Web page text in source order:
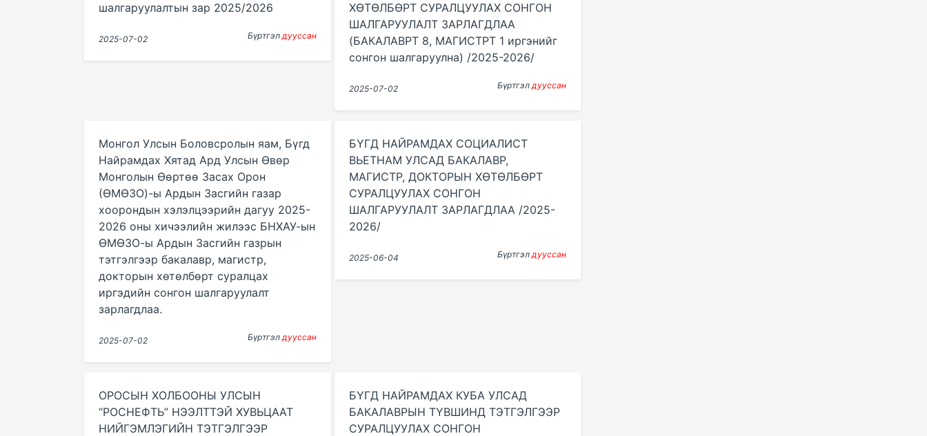
шалгаруулалтын зар 2025/2026
2025-07-02 Бүртгэлдууссан
ХӨТӨЛБӨРТ СУРАЛЦУУЛАХ СОНГОН
ШАЛГАРУУЛАЛТ ЗАРЛАГДЛАА
(БАКАЛАВРТ 8, МАГИСТРТ 1 иргэнийг
сонгон шалгаруулна) /2025-2026/
2025-07-02 Бүртгэлдууссан
Монгол Улсын Боловсролын яам, Бүгд
Найрамдах Хятад Ард Улсын Өвөр
Монголын Өөртөө Засах Орон
(ӨМӨЗО)-ы Ардын Засгийн газар
хоорондын хэлэлцээрийн дагуу 2025-
2026 оны хичээлийн жилээс БНХАУ-ын
ӨМӨЗО-ы Ардын Засгийн газрын
тэтгэлгээр бакалавр, магистр,
докторын хөтөлбөрт суралцах
иргэдийн сонгон шалгаруулалт
зарлагдлаа.
2025-07-02 Бүртгэлдууссан
БҮГД НАЙРАМДАХ СОЦИАЛИСТ
ВЬЕТНАМ УЛСАД БАКАЛАВР,
МАГИСТР, ДОКТОРЫН ХӨТӨЛБӨРТ
СУРАЛЦУУЛАХ СОНГОН
ШАЛГАРУУЛАЛТ ЗАРЛАГДЛАА /2025-
2026/
2025-06-04 Бүртгэлдууссан
ОРОСЫН ХОЛБООНЫ УЛСЫН
“РОСНЕФТЬ” НЭЭЛТТЭЙ ХУВЬЦААТ
НИЙГЭМЛЭГИЙН ТЭТГЭЛГЭЭР
БҮГД НАЙРАМДАХ КУБА УЛСАД
БАКАЛАВРЫН ТҮВШИНД ТЭТГЭЛГЭЭР
СУРАЛЦУУЛАХ СОНГОН